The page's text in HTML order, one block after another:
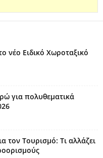
νέο Ειδικό Χωροταξικό
για πολυθεματικά
τον Τουρισμό: Τι αλλάζει